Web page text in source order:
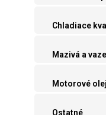
Chladiace
Mazivá a
Motorové
Ostatné